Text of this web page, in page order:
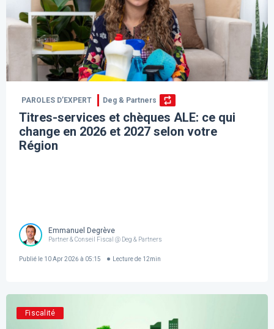
PAROLES D’EXPERT Deg & Partners
Titres-services et chèques ALE: ce qui
change en 2026 et 2027 selon votre
Région
Emmanuel Degrève
Partner & Conseil Fiscal @ Deg & Partners
Publié le 10 Apr 2026 à 05:15 Lecture de 12min
Fiscalité